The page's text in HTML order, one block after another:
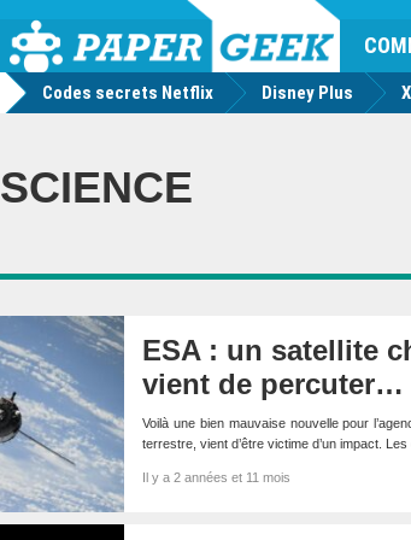
Actu
geek
Codes secrets Netflix Disney Plus
SCIENCE
ESA : un satellite
vient de percuter…
Voilà une bien mauvaise nouvelle pour
terrestre, vient d’être victime d’un impact.
Il y a 2 années et 11 mois
Dark
Mode